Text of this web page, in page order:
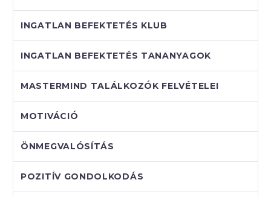
INGATLAN BEFEKTETÉS KLUB
INGATLAN BEFEKTETÉS TANANYAGOK
MASTERMIND TALÁLKOZÓK FELVÉTELEI
MOTIVÁCIÓ
ÖNMEGVALÓSÍTÁS
POZITÍV GONDOLKODÁS